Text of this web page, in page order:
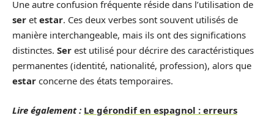
Une autre confusion fréquente réside dans l’utilisation de
ser et estar. Ces deux verbes sont souvent utilisés de
manière interchangeable, mais ils ont des significations
distinctes. Ser est utilisé pour décrire des caractéristiques
permanentes (identité, nationalité, profession), alors que
estar concerne des états temporaires.
Lire également : Le gérondif en espagnol : erreurs